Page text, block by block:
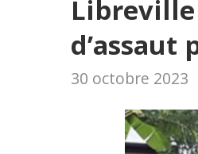
Libreville
d’assaut
30 octobre 2023